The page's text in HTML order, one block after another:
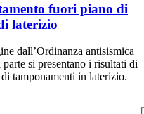
fuori piano di
laterizio
dall’Ordinanza antisismica
si presentano i risultati di
tamponamenti in laterizio.